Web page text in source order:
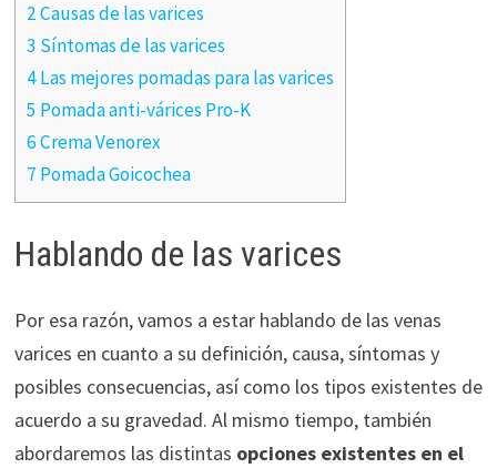
2 Causas de las varices
3 Síntomas de las varices
4 Las mejores pomadas para las varices
5 Pomada anti-várices Pro-K
6 Crema Venorex
7 Pomada Goicochea
Hablando de las varices
Por esa razón, vamos a estar hablando de las venas
varices en cuanto a su definición, causa, síntomas y
posibles consecuencias, así como los tipos existentes de
acuerdo a su gravedad. Al mismo tiempo, también
abordaremos las distintas opciones existentes en el